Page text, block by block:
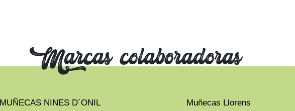
Marcas colaboradoras
MUÑECAS NINES D´ONIL
Muñecas Llorens